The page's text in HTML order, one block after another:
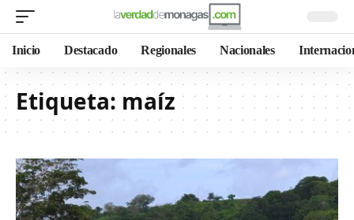
Inicio Destacado Regionales Nacionales
Etiqueta: maíz